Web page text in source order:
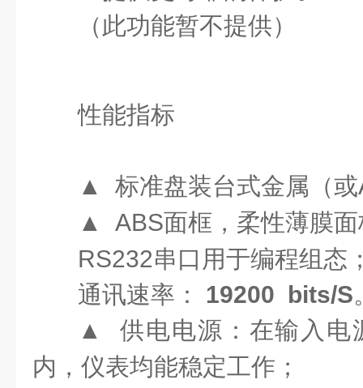
（此功能暂不提供）
性能指标
▲
标准盘装台式金属（
▲ ABS面框，柔性薄膜
RS232串口用于编程组态
通讯速率：
19200 bits/S
▲
供电电源：在输入电
内，仪表均能稳定工作；